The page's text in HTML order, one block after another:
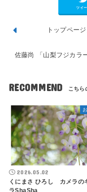
ツイ
トップペー
佐藤尚 「山梨フジカラ
RECOMMEND
2026.05.02
くにまさ ひろし カメラの
ラShaSha